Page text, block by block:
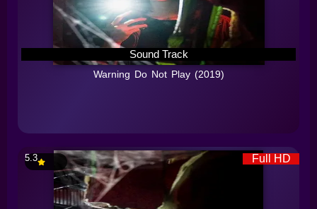
Sound Track
Warning Do Not Play (2019)
Full HD
5.3